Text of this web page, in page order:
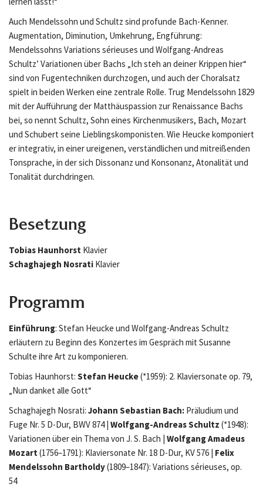
Auch Mendelssohn und Schultz sind profunde Bach-Kenner.
Augmentation, Diminution, Umkehrung, Engführung:
Mendelssohns Variations sérieuses und Wolfgang-Andreas
Schultz’ Variationen über Bachs „Ich steh an deiner Krippen hier“
sind von Fugentechniken durchzogen, und auch der Choralsatz
spielt in beiden Werken eine zentrale Rolle. Trug Mendelssohn 1829
mit der Aufführung der Matthäuspassion zur Renaissance Bachs
bei, so nennt Schultz, Sohn eines Kirchenmusikers, Bach, Mozart
und Schubert seine Lieblingskomponisten. Wie Heucke komponiert
er integrativ, in einer ureigenen, verständlichen und mitreißenden
Tonsprache, in der sich Dissonanz und Konsonanz, Atonalität und
Tonalität durchdringen.
Besetzung
Tobias Haunhorst Klavier
Schaghajegh Nosrati Klavier
Programm
Einführung: Stefan Heucke und Wolfgang-Andreas Schultz
erläutern zu Beginn des Konzertes im Gespräch mit Susanne
Schulte ihre Art zu komponieren.
Tobias Haunhorst: Stefan Heucke(*1959): 2. Klaviersonate op. 79,
„Nun danket alle Gott“
Schaghajegh Nosrati: Johann Sebastian Bach: Präludium und
Fuge Nr. 5 D-Dur, BWV 874 | Wolfgang-Andreas Schultz (*1948):
Variationen über ein Thema von J. S. Bach | Wolfgang Amadeus
Mozart(1756–1791): Klaviersonate Nr. 18 D-Dur, KV 576 | Felix
Mendelssohn Bartholdy(1809–1847): Variations sérieuses, op.
54